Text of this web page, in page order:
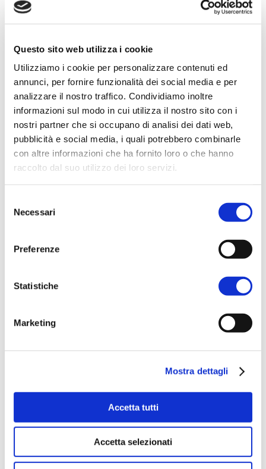
Questo sito web utilizza i cookie
Utilizziamo i cookie per personalizzare contenuti ed
annunci, per fornire funzionalità dei social media e per
analizzare il nostro traffico. Condividiamo inoltre
informazioni sul modo in cui utilizza il nostro sito con i
nostri partner che si occupano di analisi dei dati web,
pubblicità e social media, i quali potrebbero combinarle
con altre informazioni che ha fornito loro o che hanno
raccolto dal suo utilizzo dei loro servizi.
delNecessari
Preferenze
Statistiche
Marketing
Mostra dettagli
Accetta tutti
Accetta selezionati
Salva il mio nome, email e sito web in
questo browser per la prossima volta che
commento.
Are you human? Please solve:
Cerca
Categorie
Articoli recenti